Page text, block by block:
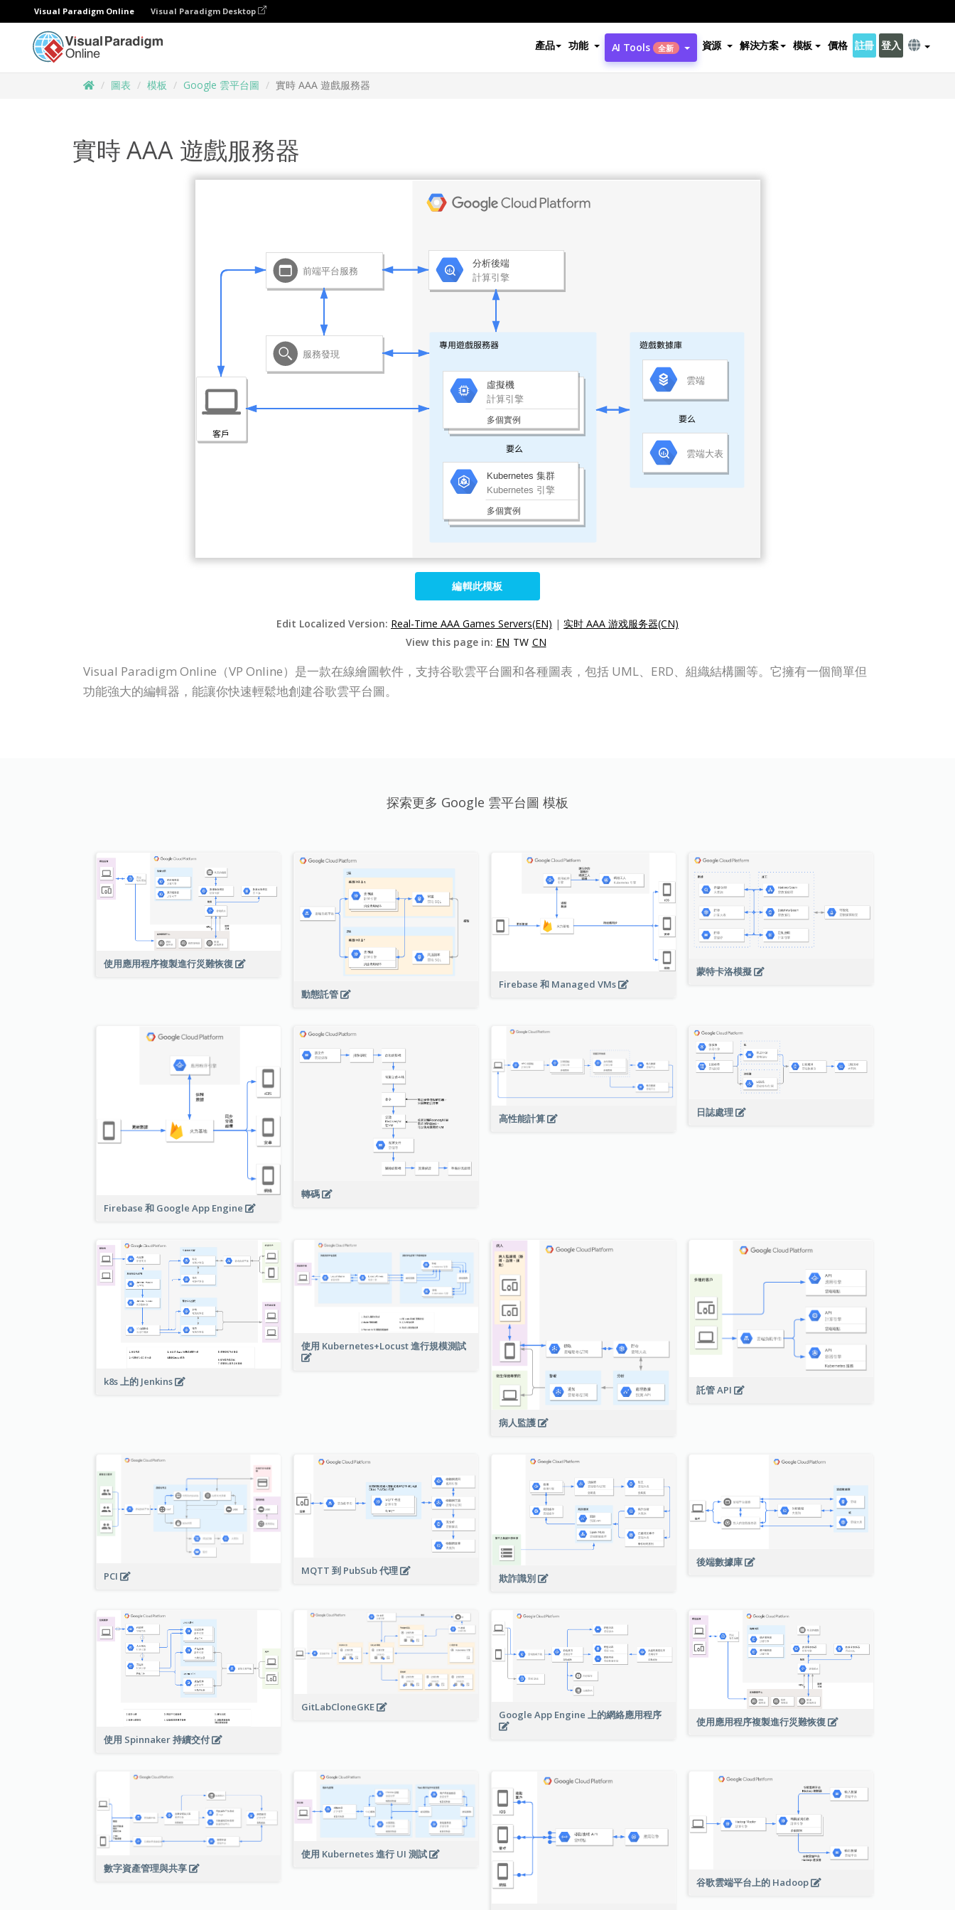
Visual Paradigm Online Visual Paradigm Desktop
產品 功能 AI Tools 全新 資源 解決方案 模板 價格 註冊 登入
圖表 模板 Google 雲平台圖 實時 AAA 遊戲服務器
實時 AAA 遊戲服務器
編輯此模板
Edit Localized Version: Real-Time AAA Games Servers(EN) | 实时 AAA 游戏服务器(CN)
View this page in: EN TW CN
Visual Paradigm Online（VP Online）是一款在線繪圖軟件，支持谷歌雲平台圖和各種圖表，包括 UML、ERD、組織結構圖等。它擁有一個簡單但
功能強大的編輯器，能讓你快速輕鬆地創建谷歌雲平台圖。
探索更多 Google 雲平台圖 模板
使用應用程序複製進行災難恢復
動態託管
Firebase 和 Managed VMs
蒙特卡洛模擬
Firebase 和 Google App Engine
轉碼
高性能計算 日誌處理
k8s 上的 Jenkins
使用 Kubernetes+Locust 進行規模測試
病人監護
託管 API
PCI MQTT 到 PubSub 代理
欺詐識別
後端數據庫
使用 Spinnaker 持續交付
GitLabCloneGKE
Google App Engine 上的網絡應用程序
使用應用程序複製進行災難恢復
數字資產管理與共享
使用 Kubernetes 進行 UI 測試
谷歌雲端平台上的 Hadoop